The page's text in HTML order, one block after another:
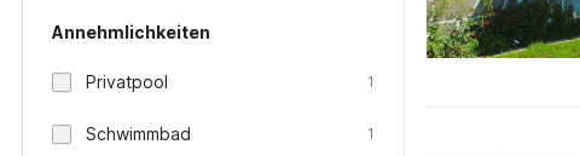
Annehmlichkeiten
Privatpool 1
Schwimmbad 1